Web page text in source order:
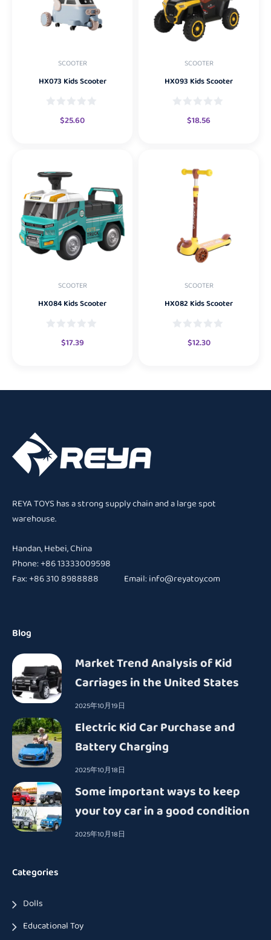
SCOOTER
HX073 Kids Scooter
$25.60
SCOOTER
HX093 Kids Scooter
$18.56
SCOOTER
HX084 Kids Scooter
$17.39
SCOOTER
HX082 Kids Scooter
$12.30
REYA TOYS has a strong supply chain and a large spot
warehouse.
Handan, Hebei, China
Phone: +86 13333009598
Fax: +86 310 8988888 Email:info@reyatoy.com
Blog
Market Trend Analysis of Kid
Carriages in the United States
2025年10月19日
Electric Kid Car Purchase and
Battery Charging
2025年10月18日
Some important ways to keep
your toy car in a good condition
2025年10月18日
Categories
Dolls
Educational Toy